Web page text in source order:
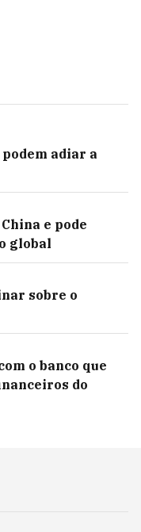
adiar a
e pode
global
sobre o
o banco que
do